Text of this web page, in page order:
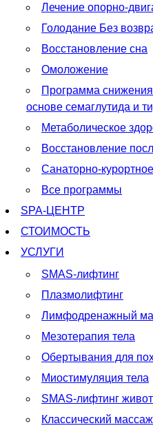
Лечение опорно-
Голодание Без
Восстановление сна
Омоложение
Программа
основе семаглутида и
Метаболическое
Восстановление
Санаторно-
Все программы
SPA-ЦЕНТР
СТОИМОСТЬ
УСЛУГИ
SMAS-лифтинг
Плазмолифтинг
Лимфодренажный
Мезотерапия тела
Обертывания для
Миостимуляция тела
SMAS-лифтинг
Классический массаж